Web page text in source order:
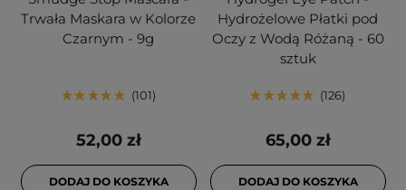
Trwała Maskara w Kolorze
Czarnym - 9g
101
52,00 zł
DODAJ DO KOSZYKA
Hydrożelowe Płatki pod
Oczy z Wodą Różaną - 60
sztuk
126
65,00 zł
DODAJ DO KOSZYKA